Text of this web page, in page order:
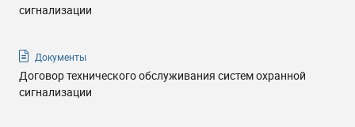
сигнализации
Документы
Договор технического обслуживания систем охранной
сигнализации